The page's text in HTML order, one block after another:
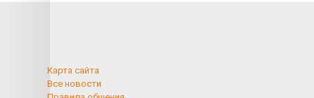
Карта сайта
Все новости